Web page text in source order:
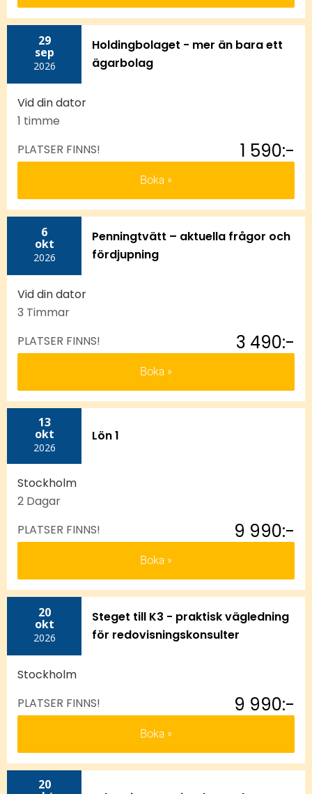
29
sep
2026
Holdingbolaget - mer än bara ett
ägarbolag
Vid din dator
1 timme
1 590:-
PLATSER FINNS!
Boka
6
okt
2026
Penningtvätt – aktuella frågor och
fördjupning
Vid din dator
3 Timmar
3 490:-
PLATSER FINNS!
Boka
13
okt
2026
Lön 1
Stockholm
2 Dagar
9 990:-
PLATSER FINNS!
Boka
20
okt
2026
Steget till K3 - praktisk vägledning
för redovisningskonsulter
Stockholm
9 990:-
PLATSER FINNS!
Boka
20